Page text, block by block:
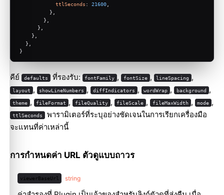
ttlSeconds : 21600
          },
        },
      },
    },
  },
}
คีย์ defaults ที่รองรับ: fontFamily , fontSize , lineSpacing ,
layout , showLineNumbers , diffIndicators , wordWrap , background ,
theme , fileFormat , fileQuality , fileScale , fileMaxWidth , mode ,
ttlSeconds พารามิเตอร์ที่ระบุอย่างชัดเจนในการเรียกเครื่องมือ
จะแทนที่ค่าเหล่านี้
การกำหนดค่า URL ตัวดูแบบถาวร
viewerBaseUrl string